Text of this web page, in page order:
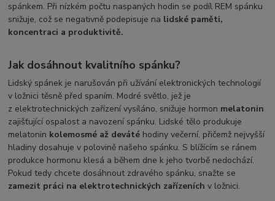
spánkem. Při nízkém počtu naspaných hodin se podíl REM spánku
snižuje, což se negativně podepisuje na lidské paměti,
koncentraci a produktivitě.
Jak dosáhnout kvalitního spánku?
Lidský spánek je narušován při užívání elektronických technologií
v ložnici těsně před spaním. Modré světlo, jež je
z elektrotechnických zařízení vysíláno, snižuje hormon melatonin
zajišťující ospalost a navození spánku. Lidské tělo produkuje
melatonin kolemosmé až deváté hodiny večerní, přičemž nejvyšší
hladiny dosahuje v polovině našeho spánku. S blížícím se ránem
produkce hormonu klesá a během dne k jeho tvorbě nedochází.
Pokud tedy chcete dosáhnout zdravého spánku, snažte se
zamezit práci na elektrotechnických zařízeních v ložnici.